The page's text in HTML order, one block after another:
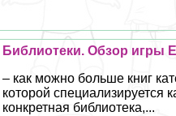
Библиотеки. Обзор игры
– как можно больше книг
которой специализируется
конкретная библиотека,...